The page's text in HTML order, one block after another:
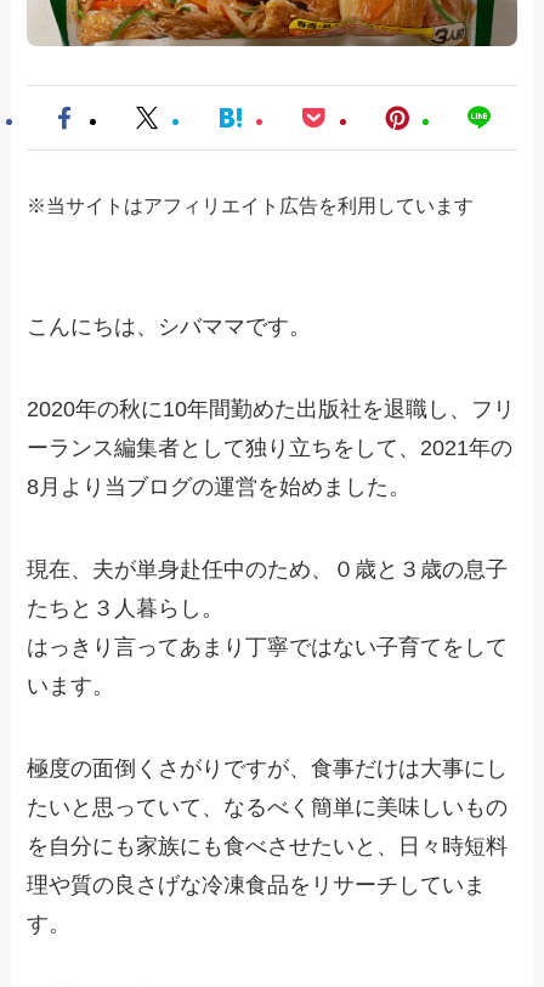
※当サイトはアフィリエイト広告を利用しています
こんにちは、シバママです。
2020年の秋に10年間勤めた出版社を退職し、フリ
ーランス編集者として独り立ちをして、2021年の
8月より当ブログの運営を始めました。
現在、夫が単身赴任中のため、０歳と３歳の息子
たちと３人暮らし。
はっきり言ってあまり丁寧ではない子育てをして
います。
極度の面倒くさがりですが、食事だけは大事にし
たいと思っていて、なるべく簡単に美味しいもの
を自分にも家族にも食べさせたいと、日々時短料
理や質の良さげな冷凍食品をリサーチしていま
す。